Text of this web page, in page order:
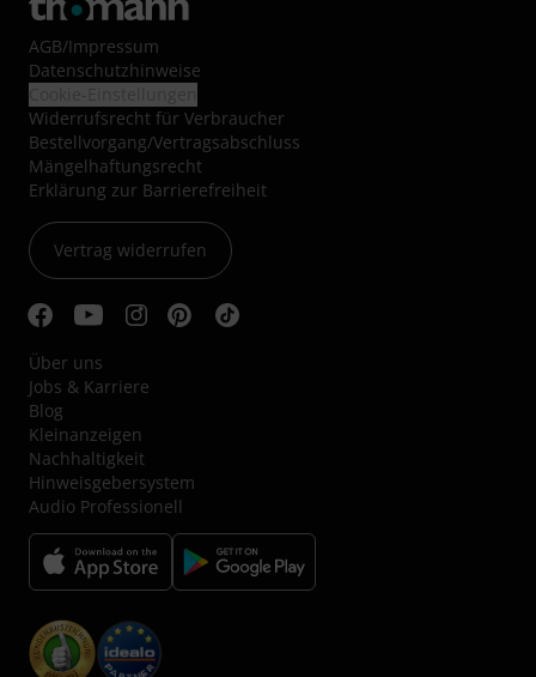
AGB/Impressum
Datenschutzhinweise
Widerrufsrecht für Verbraucher
Bestellvorgang/Vertragsabschluss
Mängelhaftungsrecht
Erklärung zur Barrierefreiheit
Vertrag widerrufen
Über uns
Jobs & Karriere
Blog
Kleinanzeigen
Nachhaltigkeit
Hinweisgebersystem
Audio Professionell